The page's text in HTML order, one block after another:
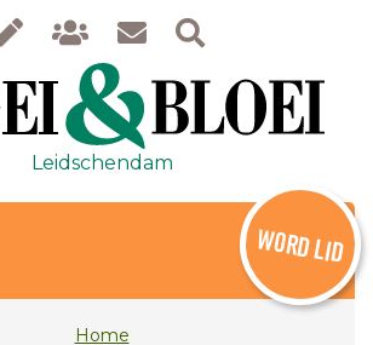
Leidschendam
WORD LID
Home